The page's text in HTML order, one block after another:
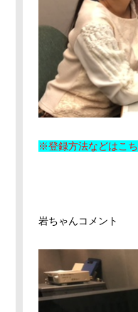
※登録方法などはこ
岩ちゃんコメント